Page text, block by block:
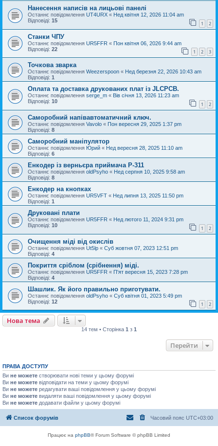
Нанесення написів на лицьові панелі
Останнє повідомлення UT4URX « Нед квітня 12, 2026 11:04 am
Відповіді: 15 1 2
Станки ЧПУ
Останнє повідомлення UR5FFR « Пон квітня 06, 2026 9:44 am
Відповіді: 22 1 2 3
Точкова зварка
Останнє повідомлення Weezerspoon « Нед березня 22, 2026 10:43 am
Відповіді: 1
Оплата та доставка друкованих плат із JLCPCB.
Останнє повідомлення serge_m « Вів січня 13, 2026 11:23 am
Відповіді: 10 1 2
Саморобний напівавтоматичний ключ.
Останнє повідомлення Vavolo « Пон вересня 29, 2025 1:37 pm
Відповіді: 8
Саморобний маніпулятор
Останнє повідомлення Юрий « Нед вересня 28, 2025 11:10 am
Відповіді: 6
Енкодер із верньєра приймача Р-311
Останнє повідомлення oldPsyho « Нед серпня 10, 2025 9:58 am
Відповіді: 8
Енкодер на кнопках
Останнє повідомлення UR5VFT « Нед липня 13, 2025 11:50 pm
Відповіді: 1
Друковані плати
Останнє повідомлення UR5FFR « Нед лютого 11, 2024 9:31 pm
Відповіді: 10 1 2
Очищення міді від окислів
Останнє повідомлення Ut5lp « Суб жовтня 07, 2023 12:51 pm
Відповіді: 4
Покриття сріблом (срібнення) міді.
Останнє повідомлення UR5FFR « П'ят вересня 15, 2023 7:28 pm
Відповіді: 4
Шашлик. Як його правильно приготувати.
Останнє повідомлення oldPsyho « Суб квітня 01, 2023 5:49 pm
Відповіді: 12 1 2
Нова тема
14 тем • Сторінка 1 з 1
Перейти
ПРАВА ДОСТУПУ
Ви не можете створювати нові теми у цьому форумі
Ви не можете відповідати на теми у цьому форумі
Ви не можете редагувати ваші повідомлення у цьому форумі
Ви не можете видаляти ваші повідомлення у цьому форумі
Ви не можете додавати файли у цьому форумі
Список форумів Часовий пояс UTC+03:00
Працює на phpBB® Forum Software © phpBB Limited